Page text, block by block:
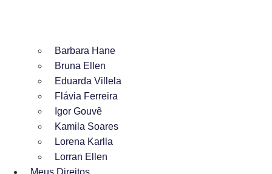
Barbara Hane
Bruna Ellen
Eduarda Villela
Flávia Ferreira
Igor Gouvê
Kamila Soares
Lorena Karlla
Lorran Ellen